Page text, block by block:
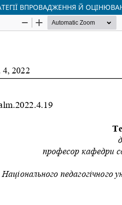
ВПРОВАДЖЕННЯ Й